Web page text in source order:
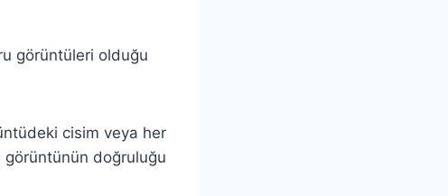
görüntüleri olduğu
cisim veya her
doğruluğu